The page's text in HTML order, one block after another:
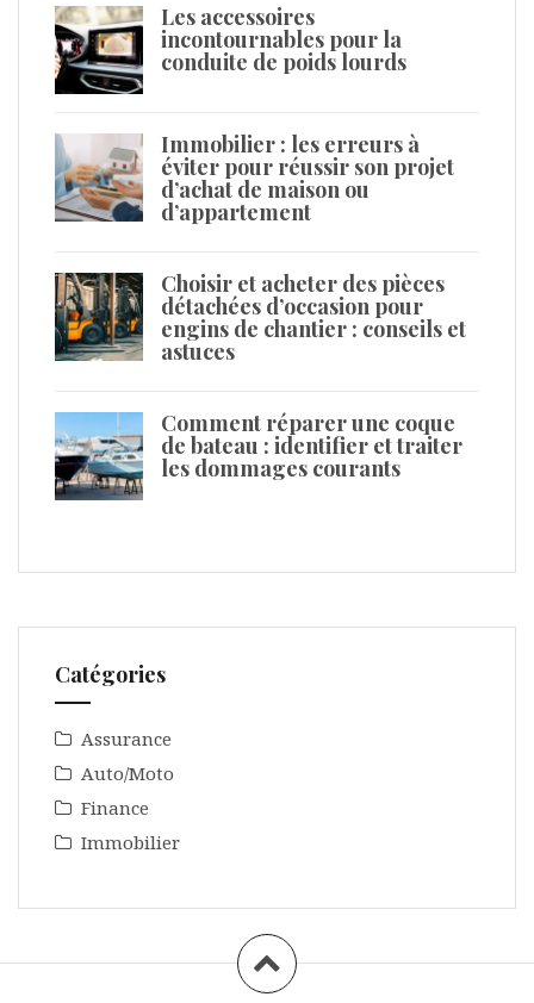
Les accessoires
incontournables pour la
conduite de poids lourds
Immobilier : les erreurs à
éviter pour réussir son projet
d’achat de maison ou
d’appartement
Choisir et acheter des pièces
détachées d’occasion pour
engins de chantier : conseils et
astuces
Comment réparer une coque
de bateau : identifier et traiter
les dommages courants
Catégories
Assurance
Auto/Moto
Finance
Immobilier